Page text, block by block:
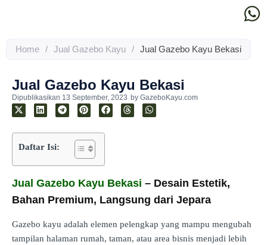
Home / Jual Gazebo Kayu / Jual Gazebo Kayu Bekasi
Jual Gazebo Kayu Bekasi
Dipublikasikan 13 September, 2023 by GazeboKayu.com
Daftar Isi:
Jual Gazebo Kayu Bekasi – Desain Estetik,
Bahan Premium, Langsung dari Jepara
Gazebo kayu adalah elemen pelengkap yang mampu mengubah
tampilan halaman rumah, taman, atau area bisnis menjadi lebih